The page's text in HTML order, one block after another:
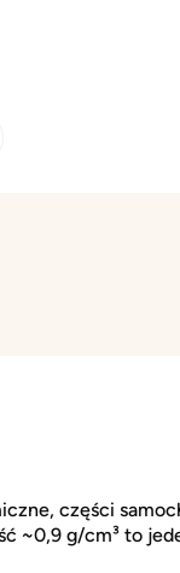
części
~0,9 g/cm³ to